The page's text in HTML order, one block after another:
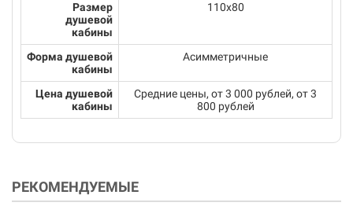
Размер
душевой
кабины
110х80
Форма душевой
кабины
Асимметричные
Цена душевой
кабины
Средние цены, от 3 000 рублей, от 3
800 рублей
РЕКОМЕНДУЕМЫЕ